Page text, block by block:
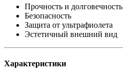
Прочность и долговечность
Безопасность
Защита от ультрафиолета
Эстетичный внешний вид
Характеристики